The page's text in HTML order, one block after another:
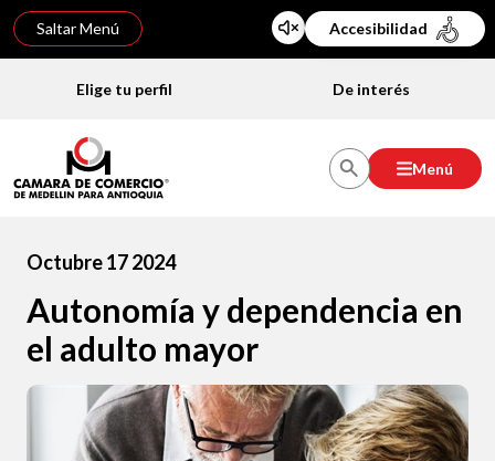
Saltar Menú Accesibilidad
Elige tu perfil De interés
Menú
Octubre 17 2024
Autonomía y dependencia en
el adulto mayor